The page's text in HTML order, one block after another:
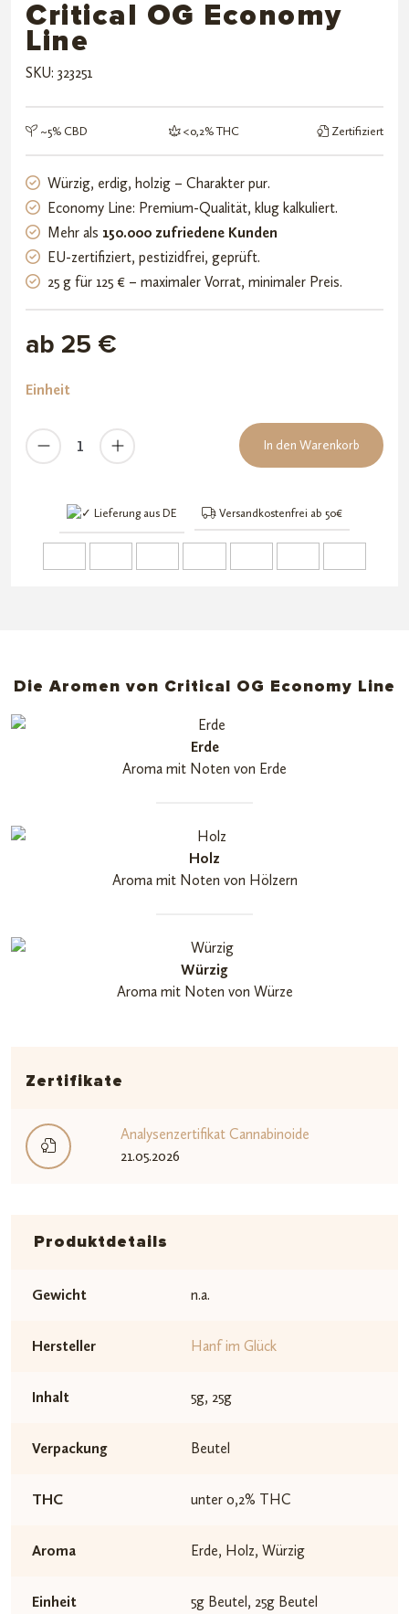
Critical OG Economy
Line
SKU: 323251
~5% CBD <0,2% THC Zertifiziert
Würzig, erdig, holzig – Charakter pur.
Economy Line: Premium-Qualität, klug kalkuliert.
Mehr als 150.000 zufriedene Kunden
EU-zertifiziert, pestizidfrei, geprüft.
25 g für 125 € – maximaler Vorrat, minimaler Preis.
ab 25 €
Einheit
Critical
OG
Menge
In den Warenkorb
Lieferung aus DE Versandkostenfrei ab 50€
Die Aromen von Critical OG Economy Line
Erde
Aroma mit Noten von Erde
Holz
Aroma mit Noten von Hölzern
Würzig
Aroma mit Noten von Würze
Zertifikate
Analysenzertifikat Cannabinoide
21.05.2026
Produktdetails
Gewicht n.a.
Hersteller Hanf im Glück
Inhalt 5g, 25g
Verpackung Beutel
THC unter 0,2% THC
Aroma Erde, Holz, Würzig
Einheit 5g Beutel, 25g Beutel